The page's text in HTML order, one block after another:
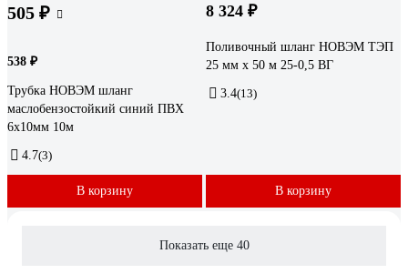
505 ₽
538 ₽
Трубка НОВЭМ шланг
маслобензостойкий синий ПВХ
6x10мм 10м
4.7(3)
В корзину
8 324 ₽
Поливочный шланг НОВЭМ ТЭП
25 мм х 50 м 25-0,5 ВГ
3.4(13)
В корзину
Показать еще 40